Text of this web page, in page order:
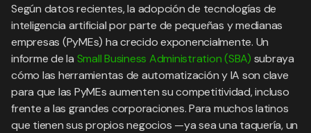
Según datos recientes, la adopción de tecnologías de
inteligencia artificial por parte de pequeñas y medianas
empresas (PyMEs) ha crecido exponencialmente. Un
informe de la Small Business Administration (SBA) subraya
cómo las herramientas de automatización y IA son clave
para que las PyMEs aumenten su competitividad, incluso
frente a las grandes corporaciones. Para muchos latinos
que tienen sus propios negocios —ya sea una taquería, un